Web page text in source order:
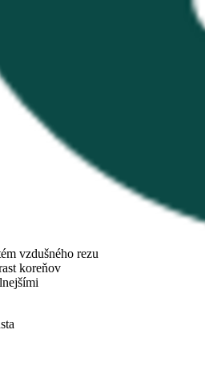
vzdušného rezu
koreňov